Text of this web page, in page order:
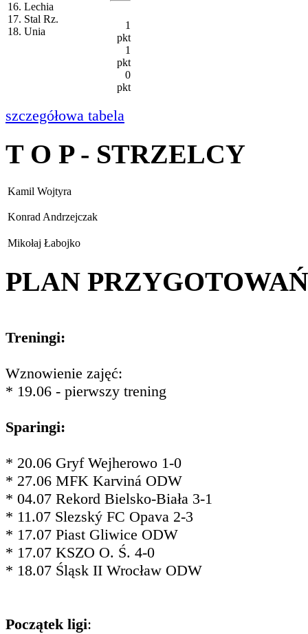
16. Lechia
17. Stal Rz.
18. Unia
1
pkt
1
pkt
0
pkt
szczegółowa tabela
T O P - STRZELCY
Kamil Wojtyra
Konrad Andrzejczak
Mikołaj Łabojko
PLAN PRZYGOTOWAŃ
Treningi:
Wznowienie zajęć:
* 19.06 - pierwszy trening
Sparingi:
* 20.06 Gryf Wejherowo 1-0
* 27.06 MFK Karviná ODW
* 04.07 Rekord Bielsko-Biała 3-1
* 11.07 Slezský FC Opava 2-3
* 17.07 Piast Gliwice ODW
* 17.07 KSZO O. Ś. 4-0
* 18.07 Śląsk II Wrocław ODW
Początek ligi: